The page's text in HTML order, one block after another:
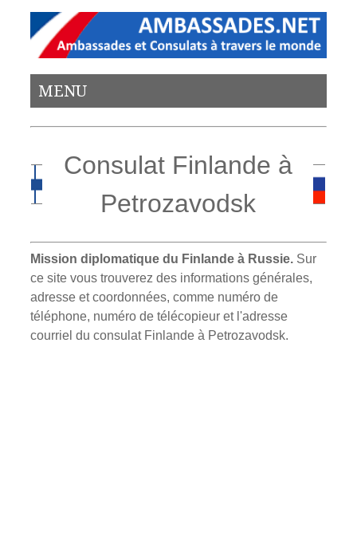
MENU
Consulat Finlande à
Petrozavodsk
Mission diplomatique du Finlande à Russie. Sur
ce site vous trouverez des informations générales,
adresse et coordonnées, comme numéro de
téléphone, numéro de télécopieur et l'adresse
courriel du consulat Finlande à Petrozavodsk.